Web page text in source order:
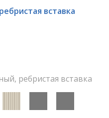
вставка
ребристая вставка